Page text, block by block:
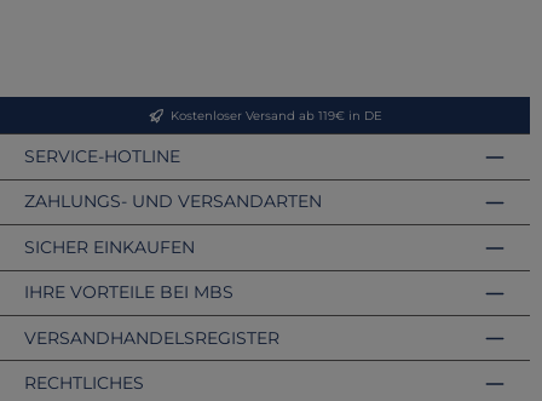
Kostenloser Versand ab 119€ in DE
SERVICE-HOTLINE
ZAHLUNGS- UND VERSANDARTEN
VERSANDHANDELSREGISTER
SICHER EINKAUFEN
IHRE VORTEILE BEI MBS
RECHTLICHES